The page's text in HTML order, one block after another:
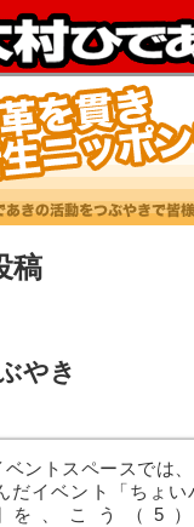
稿
やき
ントスペースでは
だイベント「ちょ
、こう（5